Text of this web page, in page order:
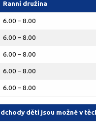
Ranní družina
6.00 – 8.00
6.00 – 8.00
6.00 – 8.00
6.00 – 8.00
6.00 – 8.00
dětí jsou možné v